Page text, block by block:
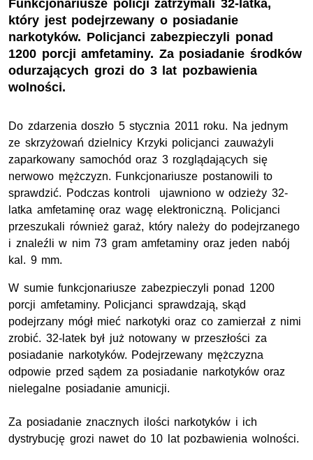
Funkcjonariusze policji zatrzymali 32-latka,
który jest podejrzewany o posiadanie
narkotyków. Policjanci zabezpieczyli ponad
1200 porcji amfetaminy. Za posiadanie środków
odurzających grozi do 3 lat pozbawienia
wolności.
Do zdarzenia doszło 5 stycznia 2011 roku. Na jednym
ze skrzyżowań dzielnicy Krzyki policjanci zauważyli
zaparkowany samochód oraz 3 rozglądających się
nerwowo mężczyzn. Funkcjonariusze postanowili to
sprawdzić. Podczas kontroli ujawniono w odzieży 32-
latka amfetaminę oraz wagę elektroniczną. Policjanci
przeszukali również garaż, który należy do podejrzanego
i znaleźli w nim 73 gram amfetaminy oraz jeden nabój
kal. 9 mm.
W sumie funkcjonariusze zabezpieczyli ponad 1200
porcji amfetaminy. Policjanci sprawdzają, skąd
podejrzany mógł mieć narkotyki oraz co zamierzał z nimi
zrobić. 32-latek był już notowany w przeszłości za
posiadanie narkotyków. Podejrzewany mężczyzna
odpowie przed sądem za posiadanie narkotyków oraz
nielegalne posiadanie amunicji.
Za posiadanie znacznych ilości narkotyków i ich
dystrybucję grozi nawet do 10 lat pozbawienia wolności.